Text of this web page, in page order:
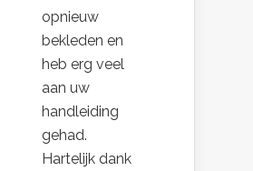
opnieuw
bekleden en
heb erg veel
aan uw
handleiding
gehad.
Hartelijk dank